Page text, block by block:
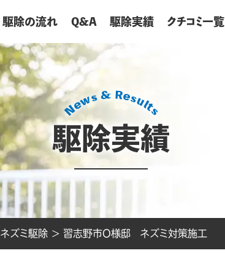
駆除の流れ Q&A 駆除実績 クチコミ一覧
駆除実績
ネズミ駆除 > 習志野市O様邸 ネズミ対策施工